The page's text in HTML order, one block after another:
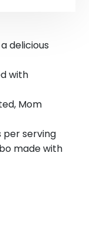
delicious
with
Mom
per serving
made with